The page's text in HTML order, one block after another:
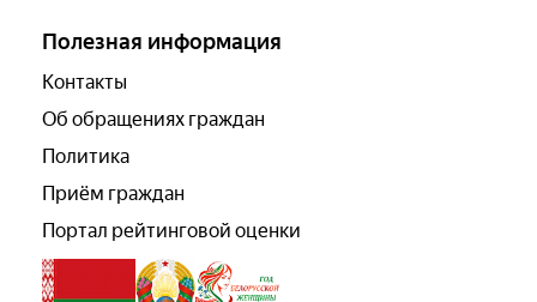
Полезная информация
Контакты
Об обращениях граждан
Политика
Приём граждан
Портал рейтинговой оценки